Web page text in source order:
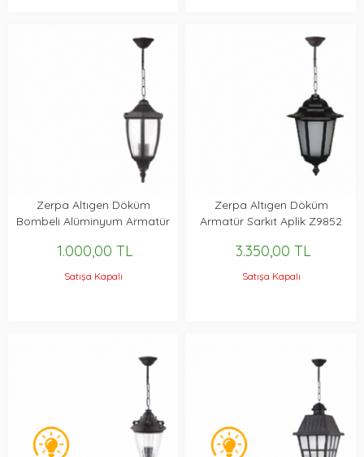
Zerpa Altıgen Döküm
Bombeli Alüminyum Armatür
1.000,00 TL
Satışa Kapalı
Zerpa Altıgen Döküm
Armatür Sarkıt Aplik Z9852
3.350,00 TL
Satışa Kapalı